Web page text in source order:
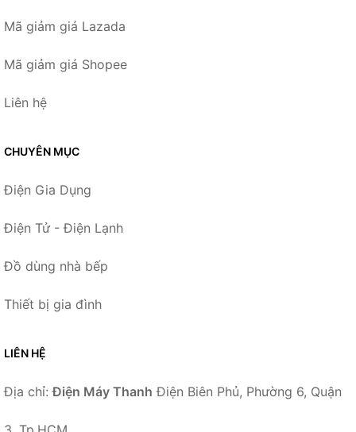
Mã giảm giá Lazada
Mã giảm giá Shopee
Liên hệ
CHUYÊN MỤC
Điện Gia Dụng
Điện Tử - Điện Lạnh
Đồ dùng nhà bếp
Thiết bị gia đình
LIÊN HỆ
Địa chỉ:Điện Máy Thanh Điện Biên Phủ, Phường 6, Quận